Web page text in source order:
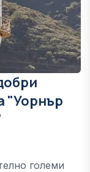
"Уорнър
големи